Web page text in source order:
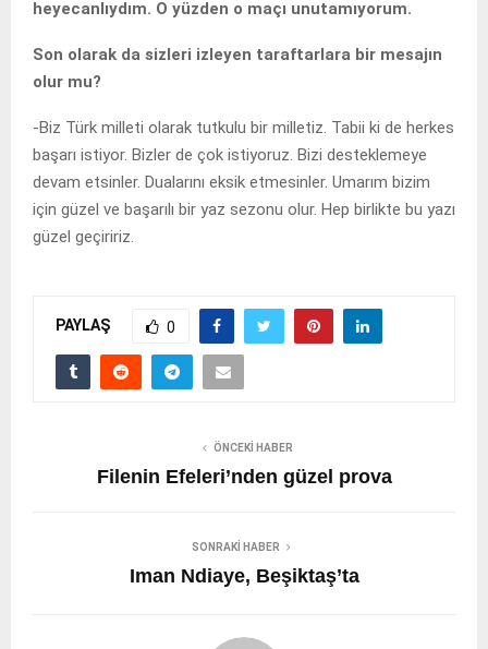
heyecanlıydım. O yüzden o maçı unutamıyorum.
Son olarak da sizleri izleyen taraftarlara bir mesajın
olur mu?
-Biz Türk milleti olarak tutkulu bir milletiz. Tabii ki de herkes
başarı istiyor. Bizler de çok istiyoruz. Bizi desteklemeye
devam etsinler. Dualarını eksik etmesinler. Umarım bizim
için güzel ve başarılı bir yaz sezonu olur. Hep birlikte bu yazı
güzel geçiririz.
PAYLAŞ 0
ÖNCEKI HABER
Filenin Efeleri’nden güzel prova
SONRAKI HABER
Iman Ndiaye, Beşiktaş’ta